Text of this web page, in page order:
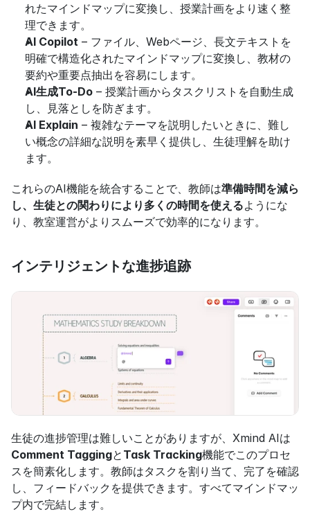
れたマインドマップに変換し、授業計画をより速く整
理できます。
AI Copilot – ファイル、Webページ、長文テキストを
明確で構造化されたマインドマップに変換し、教材の
要約や重要点抽出を容易にします。
AI生成To-Do – 授業計画からタスクリストを自動生成
し、見落としを防ぎます。
AI Explain – 複雑なテーマを説明したいときに、難し
い概念の詳細な説明を素早く提供し、生徒理解を助け
ます。
これらのAI機能を統合することで、教師は準備時間を減ら
し、生徒との関わりにより多くの時間を使えるようにな
り、教室運営がよりスムーズで効率的になります。
インテリジェントな進捗追跡
生徒の進捗管理は難しいことがありますが、Xmind AIは
Comment Taggingと Task Tracking機能でこのプロセ
スを簡素化します。教師はタスクを割り当て、完了を確認
し、フィードバックを提供できます。すべてマインドマッ
プ内で完結します。